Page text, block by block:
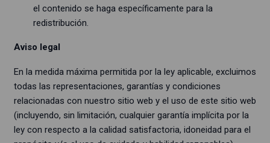
el contenido se haga específicamente para la
redistribución.
Aviso legal
En la medida máxima permitida por la ley aplicable, excluimos
todas las representaciones, garantías y condiciones
relacionadas con nuestro sitio web y el uso de este sitio web
(incluyendo, sin limitación, cualquier garantía implícita por la
ley con respecto a la calidad satisfactoria, idoneidad para el